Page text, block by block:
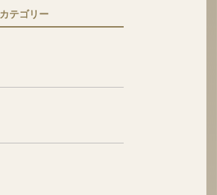
カテゴリー